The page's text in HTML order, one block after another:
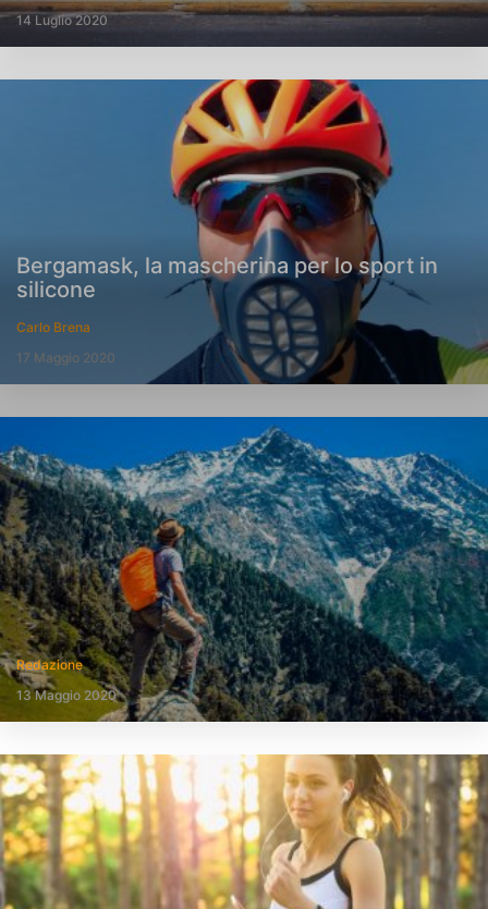
14 Luglio 2020
Bergamask, la mascherina per lo sport in
silicone
Carlo Brena
17 Maggio 2020
Redazione
13 Maggio 2020